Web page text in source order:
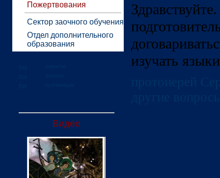
Пожертвования
Сектор заочного обучения
Отдел дополнительного
образования
Видео
изучать